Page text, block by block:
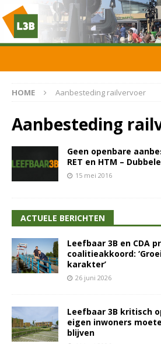
HOME Aanbesteding railvervoer
Aanbesteding
Geen openbare
RET en HTM –
15 mei 2016
ACTUELE BERICHTEN
Leefbaar 3B en CDA
coalitieakkoord:
karakter’
26 juni 2026
Leefbaar 3B kritisch
eigen inwoners
blijven